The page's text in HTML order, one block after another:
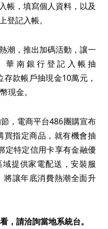
帳，填寫個人資料，以及
登記入帳。
潮，推出加碼活動，讓一
華南銀行登記入帳抽
款帳戶抽現金10萬元，
現金。
，電商平台486團購宣布
買指定商品，就有機會抽
定特定信用卡享有金融優
提供家電配送，安裝服
讓年底消費熱潮全面升
，請洽詢當地系統台。